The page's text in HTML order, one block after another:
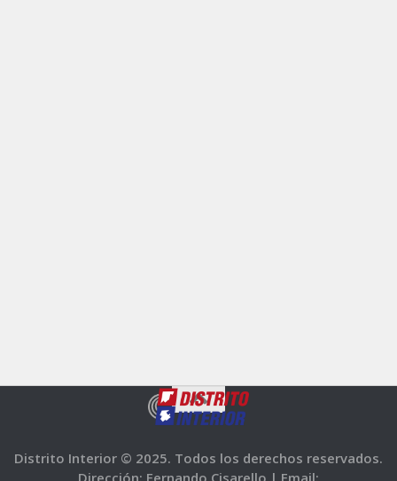
Distrito Interior © 2025. Todos los derechos reservados.